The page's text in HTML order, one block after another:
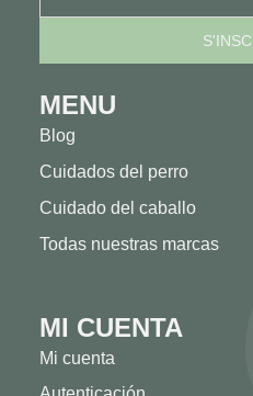
MENU
Blog
Cuidados del perro
Cuidado del caballo
Todas nuestras marcas
MI CUENTA
Mi cuenta